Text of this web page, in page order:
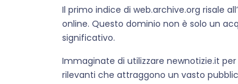
Il primo indice di web.archive.org risale
online. Questo dominio non è solo un
significativo.
Immaginate di utilizzare newnotizie.it
rilevanti che attraggono un vasto